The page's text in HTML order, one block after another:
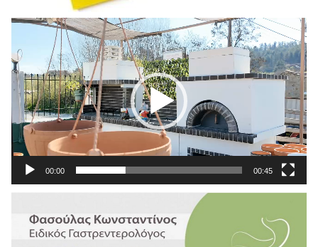
Πρόγραμμα
Αναπαραγωγής
Βίντεο
00:00 00:45